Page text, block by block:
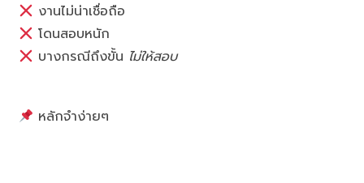
งานไม่น่าเชื่อถือ
โดนสอบหนัก
บางกรณีถึงขั้น ไม่ให้สอบ
หลักจำง่ายๆ